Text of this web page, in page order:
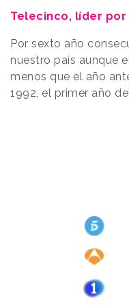
Telecinco, líder por
Por sexto año
nuestro país aunque
menos que el año
1992, el primer año